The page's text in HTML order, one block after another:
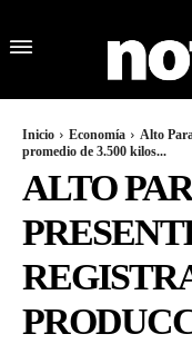
Inicio Economía
Alto
promedio de 3.500 kilos...
ALTO